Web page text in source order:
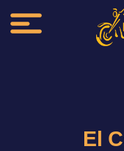
El